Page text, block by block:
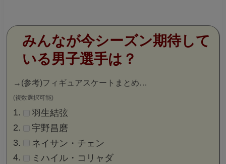
みんなが今シーズン期待して
いる男子選手は？
→ (参考)フィギュアスケートまとめ…
(複数選択可能)
羽生結弦
宇野昌磨
ネイサン・チェン
ミハイル・コリャダ